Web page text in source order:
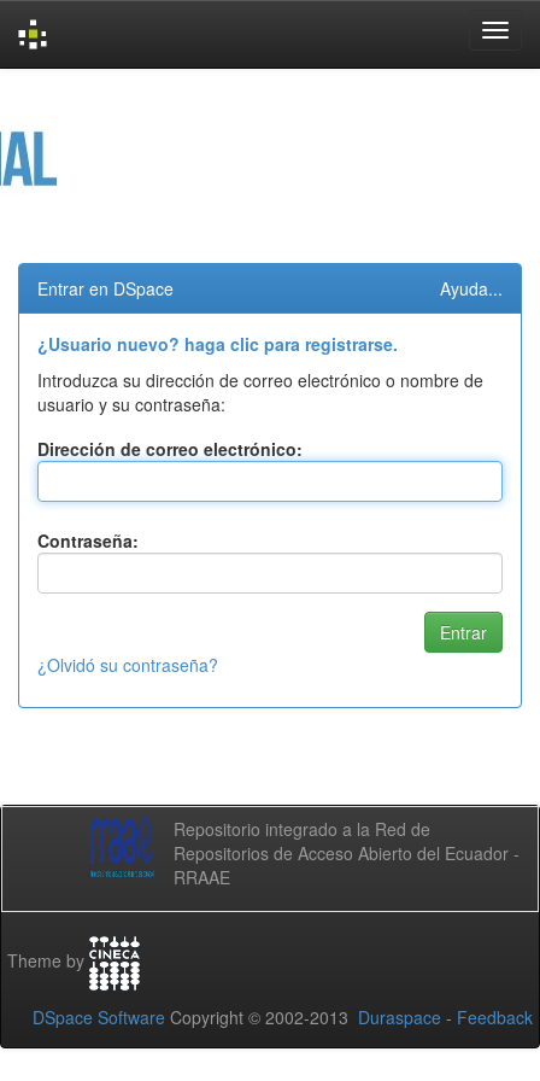
Entrar en DSpace Ayuda...
¿Usuario nuevo? haga clic para registrarse.
Introduzca su dirección de correo electrónico o nombre de
usuario y su contraseña:
Dirección de correo electrónico:
Contraseña:
¿Olvidó su contraseña?
Repositorio integrado a la Red de
Repositorios de Acceso Abierto del Ecuador -
RRAAE
Theme by
DSpace Software Copyright © 2002-2013 Duraspace - Feedback